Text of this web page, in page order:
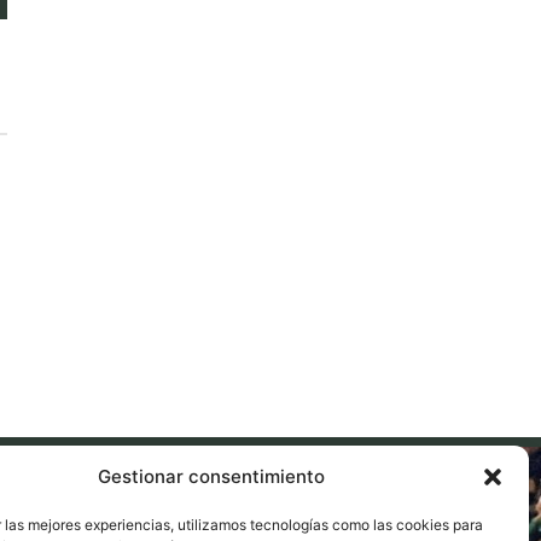
Gestionar consentimiento
las mejores experiencias, utilizamos tecnologías como las cookies para